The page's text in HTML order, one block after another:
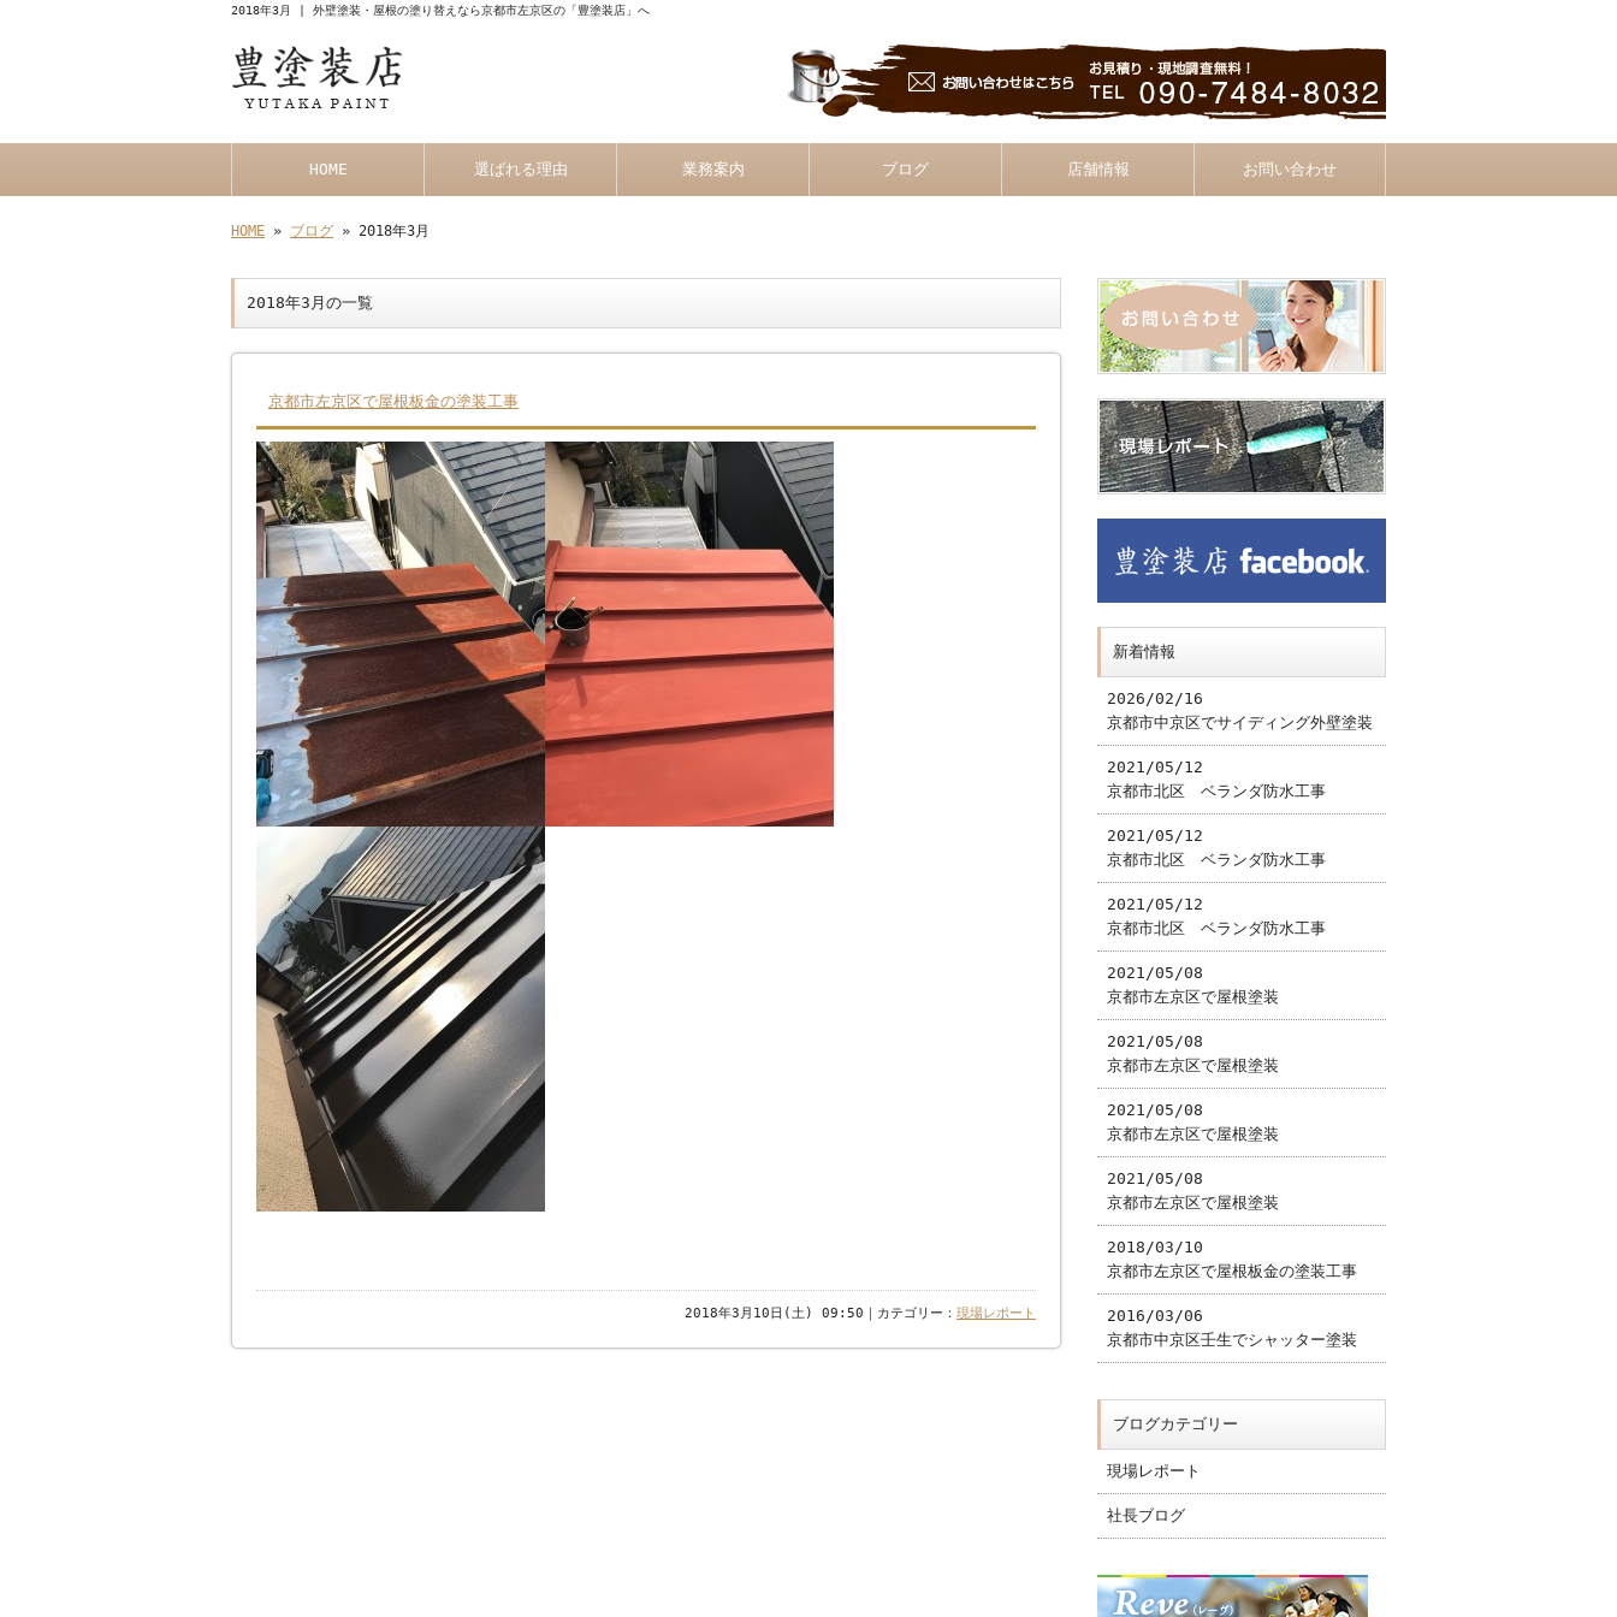
2018年3月 | 外壁塗装・屋根の塗り替えなら京都市左京区の「豊塗装店」へ
HOME 選ばれる理由 業務案内 ブログ 店舗情報 お問い合わせ
HOME » ブログ » 2018年3月
2018年3月の一覧
京都市左京区で屋根板金の塗装工事
2018年3月10日(土) 09:50｜カテゴリー： 現場レポート
新着情報
2026/02/16
京都市中京区でサイディング外壁塗装
2021/05/12
京都市北区 ベランダ防水工事
2021/05/12
京都市北区 ベランダ防水工事
2021/05/12
京都市北区 ベランダ防水工事
2021/05/08
京都市左京区で屋根塗装
2021/05/08
京都市左京区で屋根塗装
2021/05/08
京都市左京区で屋根塗装
2021/05/08
京都市左京区で屋根塗装
2018/03/10
京都市左京区で屋根板金の塗装工事
2016/03/06
京都市中京区壬生でシャッター塗装
ブログカテゴリー
現場レポート
社長ブログ